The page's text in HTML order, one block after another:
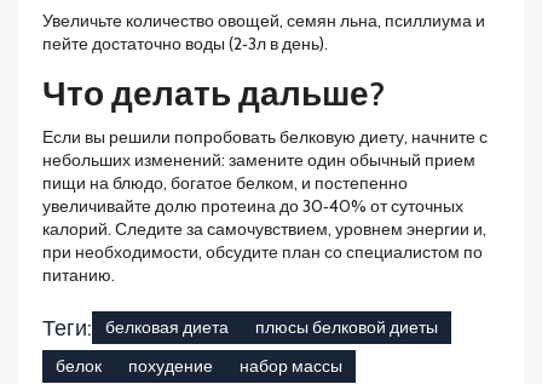
Увеличьте количество овощей, семян льна, псиллиума и
пейте достаточно воды (2‑3л в день).
Что делать дальше?
Если вы решили попробовать белковую диету, начните с
небольших изменений: замените один обычный прием
пищи на блюдо, богатое белком, и постепенно
увеличивайте долю протеина до 30‑40% от суточных
калорий. Следите за самочувствием, уровнем энергии и,
при необходимости, обсудите план со специалистом по
питанию.
Теги: белковая диета
плюсы белковой диеты
белок
похудение набор массы